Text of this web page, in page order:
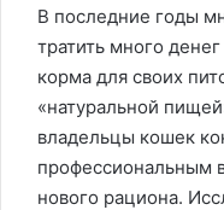
В последние годы
тратить много
корма для своих
«натуральной
владельцы кошек
профессиональным
нового рациона.